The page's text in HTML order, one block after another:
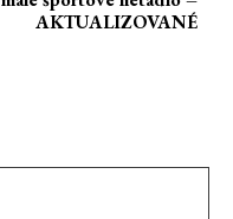
AKTUALIZOVANÉ